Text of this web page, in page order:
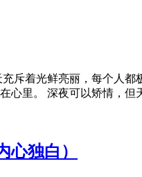
斥着光鲜亮丽，每个人
心里。 深夜可以矫情，
心独白）